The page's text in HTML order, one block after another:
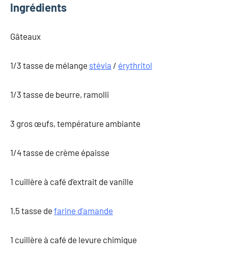
Ingrédients
Gâteaux
1/3 tasse de mélange stévia / érythritol
1/3 tasse de beurre, ramolli
3 gros œufs, température ambiante
1/4 tasse de crème épaisse
1 cuillère à café d’extrait de vanille
1,5 tasse de farine d’amande
1 cuillère à café de levure chimique